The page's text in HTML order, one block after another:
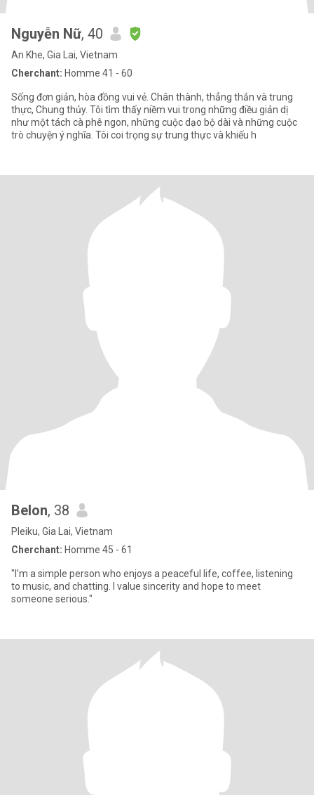
Nguyễn Nữ, 40
An Khe, Gia Lai, Vietnam
Cherchant: Homme 41 - 60
Sống đơn giản, hòa đồng vui vẻ. Chân thành, thẳng thắn và trung
thực, Chung thủy. Tôi tìm thấy niềm vui trong những điều giản dị
như một tách cà phê ngon, những cuộc dạo bộ dài và những cuộc
trò chuyện ý nghĩa. Tôi coi trọng sự trung thực và khiếu h
Belon, 38
Pleiku, Gia Lai, Vietnam
Cherchant: Homme 45 - 61
"I'm a simple person who enjoys a peaceful life, coffee, listening
to music, and chatting. I value sincerity and hope to meet
someone serious."